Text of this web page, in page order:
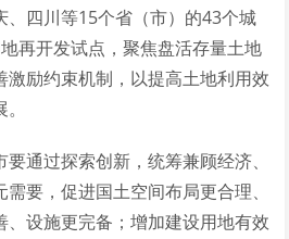
、四川等15个省（市）的43个城
再开发试点，聚焦盘活存量土地
激励约束机制，以提高土地利用效
要通过探索创新，统筹兼顾经济、
要，促进国土空间布局更合理、
、设施更完备；增加建设用地有效